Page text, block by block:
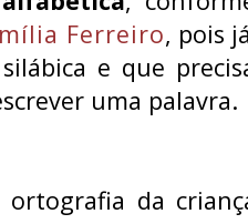
Ferreiro, pois
e que
uma palavra.
ortografia da